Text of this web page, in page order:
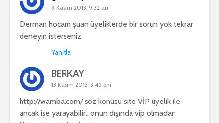
9 Kasım 2013, 9:32 am
Derman hocam şuan üyeliklerde bir sorun yok tekrar
deneyin isterseniz.
Yanıtla
BERKAY
13 Kasım 2013, 3:45 pm
http://wamba.com/söz konusu site VİP üyelik ile
ancak işe yarayabilir.. onun dışında vip olmadan